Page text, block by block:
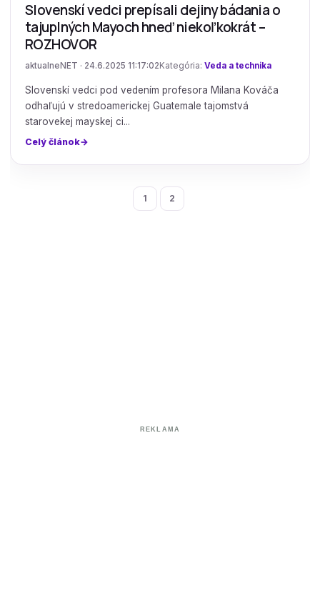
Slovenskí vedci prepísali dejiny bádania o
tajuplných Mayoch hneď niekoľkokrát –
ROZHOVOR
aktualneNET · 24.6.2025 11:17:02 Kategória: Veda a technika
Slovenskí vedci pod vedením profesora Milana Kováča
odhaľujú v stredoamerickej Guatemale tajomstvá
starovekej mayskej ci...
Celý článok
1 2
REKLAMA